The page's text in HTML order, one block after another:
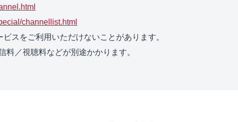
channellist.html
スをご利用いただけないことがあります。
料／視聴料などが別途かかります。